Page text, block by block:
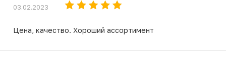
03.02.2023
Цена, качество. Хороший ассортимент